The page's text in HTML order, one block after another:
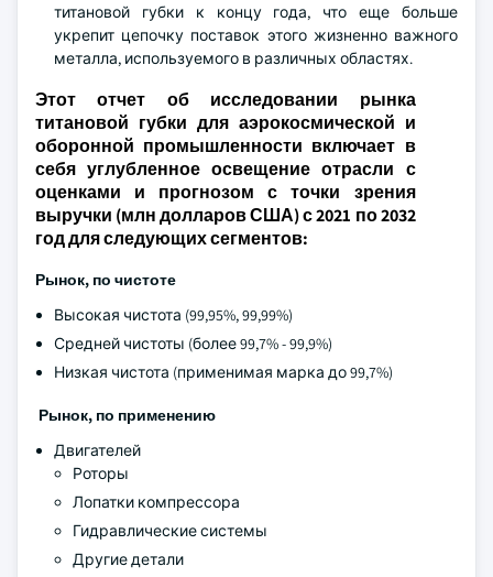
титановой губки к концу года, что еще больше
укрепит цепочку поставок этого жизненно важного
металла, используемого в различных областях.
Этот отчет об исследовании рынка
титановой губки для аэрокосмической и
оборонной промышленности включает в
себя углубленное освещение отрасли с
оценками и прогнозом с точки зрения
выручки (млн долларов США) с 2021 по 2032
год для следующих сегментов:
Рынок, по чистоте
Высокая чистота (99,95%, 99,99%)
Средней чистоты (более 99,7% - 99,9%)
Низкая чистота (применимая марка до 99,7%)
Рынок, по применению
Двигателей
Роторы
Лопатки компрессора
Гидравлические системы
Другие детали